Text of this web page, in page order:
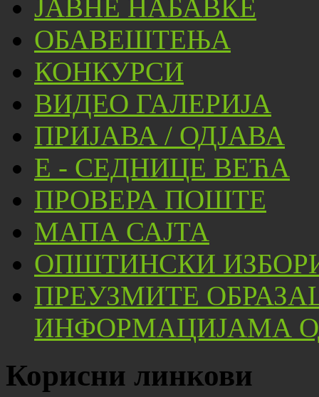
ЈАВНЕ НАБАВКЕ
ОБАВЕШТЕЊА
КОНКУРСИ
ВИДЕО ГАЛЕРИЈА
ПРИЈАВА / ОДЈАВА
Е - СЕДНИЦЕ ВЕЋА
ПРОВЕРА ПОШТЕ
МАПА САЈТА
ОПШТИНСКИ
ПРЕУЗМИТЕ
ИНФОРМАЦИЈАМА
Корисни линкови